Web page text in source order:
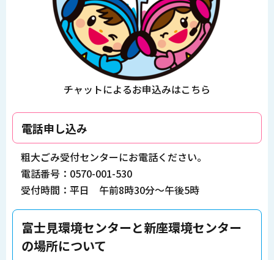
チャットによるお申込みはこちら
電話申し込み
粗大ごみ受付センターにお電話ください。
電話番号：0570-001-530
受付時間：平日 午前8時30分～午後5時
富士見環境センターと新座環境センター
の場所について